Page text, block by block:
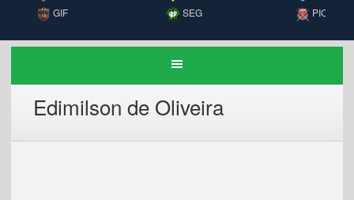
GIF
SEG
PIO
Edimilson de Oliveira